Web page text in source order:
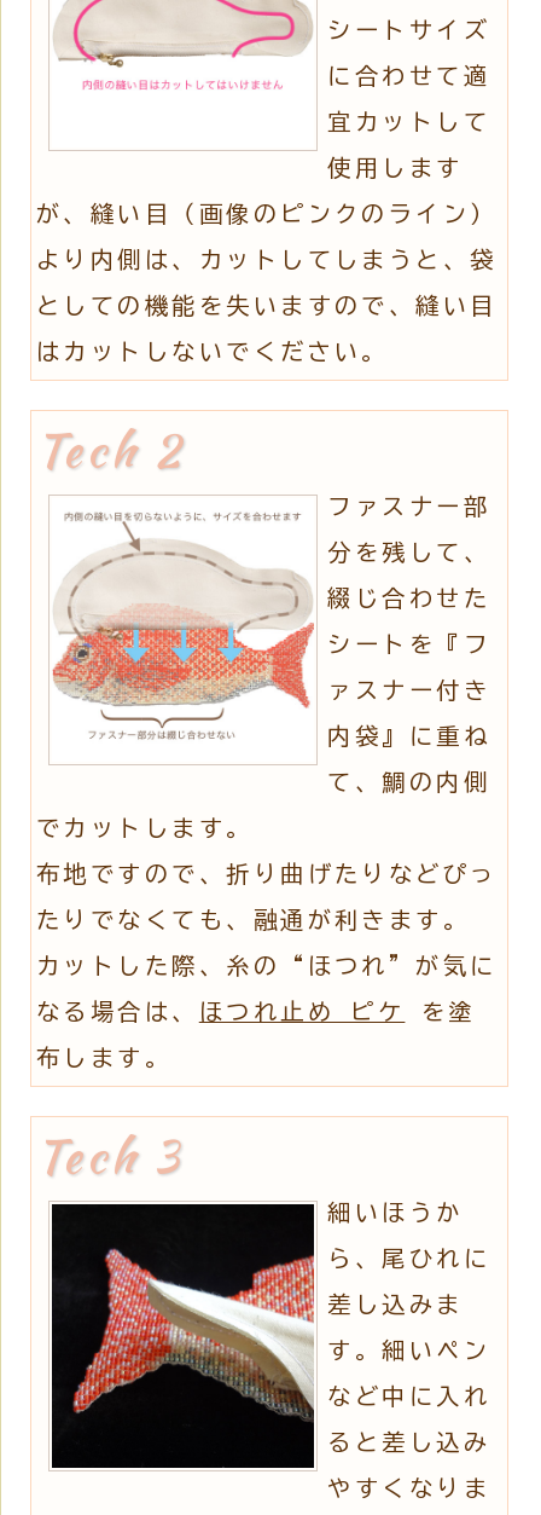
シートサイズ
に合わせて適
宜カットして
使用します
が、縫い目（画像のピンクのライン）
より内側は、カットしてしまうと、袋
としての機能を失いますので、縫い目
はカットしないでください。
ファスナー部
分を残して、
綴じ合わせた
シートを『フ
ァスナー付き
内袋』に重ね
て、鯛の内側
でカットします。
布地ですので、折り曲げたりなどぴっ
たりでなくても、融通が利きます。
カットした際、糸の“ほつれ”が気に
なる場合は、
ほつれ止め ピケ
を塗
布します。
細いほうか
ら、尾ひれに
差し込みま
す。細いペン
など中に入れ
ると差し込み
やすくなりま